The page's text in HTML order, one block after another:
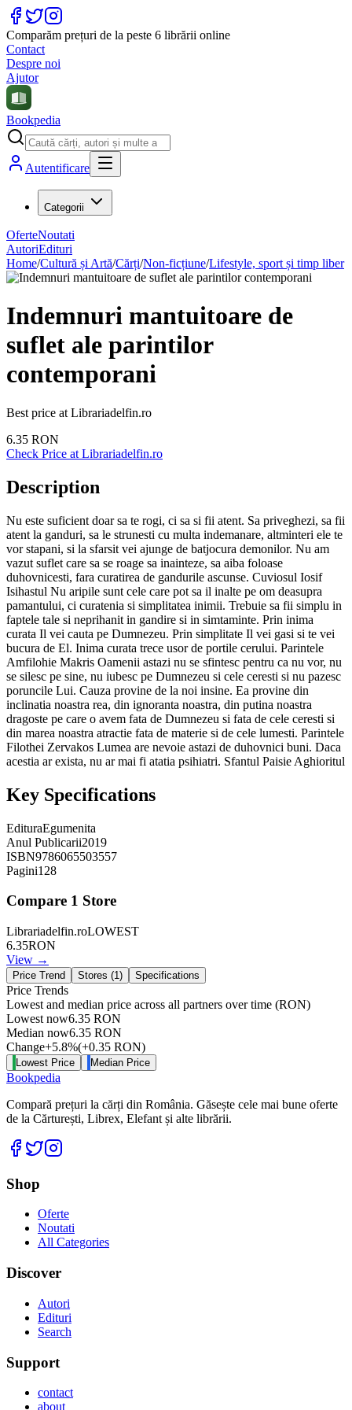
Comparăm prețuri de la peste 6 librării online
Contact
Despre noi
Ajutor
Bookpedia
Autentificare
Categorii
OferteNoutati
AutoriEdituri
Home/Cultură și Artă/Cărți/Non-ficțiune/Lifestyle, sport și timp liber
Indemnuri mantuitoare de
suflet ale parintilor
contemporani
Best price at Librariadelfin.ro
6.35 RON
Check Price at Librariadelfin.ro
Description
Nu este suficient doar sa te rogi, ci sa si fii atent. Sa priveghezi, sa fii
atent la ganduri, sa le strunesti cu multa indemanare, altminteri ele te
vor stapani, si la sfarsit vei ajunge de batjocura demonilor. Nu am
vazut suflet care sa se roage sa inainteze, sa aiba foloase
duhovnicesti, fara curatirea de gandurile ascunse. Cuviosul Iosif
Isihastul Nu aripile sunt cele care pot sa il inalte pe om deasupra
pamantului, ci curatenia si simplitatea inimii. Trebuie sa fii simplu in
faptele tale si neprihanit in gandire si in simtaminte. Prin inima
curata Il vei cauta pe Dumnezeu. Prin simplitate Il vei gasi si te vei
bucura de El. Inima curata trece usor de portile cerului. Parintele
Amfilohie Makris Oamenii astazi nu se sfintesc pentru ca nu vor, nu
se silesc pe sine, nu iubesc pe Dumnezeu si cele ceresti si nu pazesc
poruncile Lui. Cauza provine de la noi insine. Ea provine din
inclinatia noastra rea, din ignoranta noastra, din putina noastra
dragoste pe care o avem fata de Dumnezeu si fata de cele ceresti si
din marea noastra atractie fata de materie si de cele lumesti. Parintele
Filothei Zervakos Lumea are nevoie astazi de duhovnici buni. Daca
acestia ar exista, nu ar mai fi atatia psihiatri. Sfantul Paisie Aghioritul
Key Specifications
EdituraEgumenita
Anul Publicarii2019
ISBN9786065503557
Pagini128
Compare 1 Store
Librariadelfin.roLOWEST
6.35RON
View →
Price Trend Stores (1 ) Specifications
Price Trends
Lowest and median price across all partners over time (RON)
Lowest now6.35 RON
Median now6.35 RON
Change+5.8%(+0.35 RON)
Lowest Price Median Price
Bookpedia
Compară prețuri la cărți din România. Găsește cele mai bune oferte
de la Cărturești, Librex, Elefant și alte librării.
Facebook
Twitter
Shop
Oferte
Noutati
All Categories
Discover
Autori
Edituri
Search
Support
contact
about